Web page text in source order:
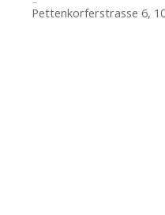
Pettenkorferstrasse 6,